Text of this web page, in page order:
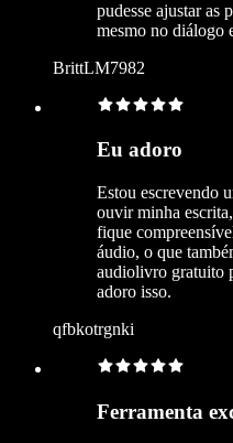
pudesse ajustar as
mesmo no diálogo
BrittLM7982
Eu adoro
Estou escrevendo
ouvir minha
fique
áudio, o que
audiolivro gratuito
adoro isso.
qfbkotrgnki
Ferramenta